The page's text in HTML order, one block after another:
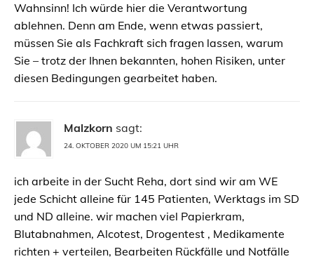
Wahnsinn! Ich würde hier die Verantwortung
ablehnen. Denn am Ende, wenn etwas passiert,
müssen Sie als Fachkraft sich fragen lassen, warum
Sie – trotz der Ihnen bekannten, hohen Risiken, unter
diesen Bedingungen gearbeitet haben.
Malzkorn sagt:
24. OKTOBER 2020 UM 15:21 UHR
ich arbeite in der Sucht Reha, dort sind wir am WE
jede Schicht alleine für 145 Patienten, Werktags im SD
und ND alleine. wir machen viel Papierkram,
Blutabnahmen, Alcotest, Drogentest , Medikamente
richten + verteilen, Bearbeiten Rückfälle und Notfälle